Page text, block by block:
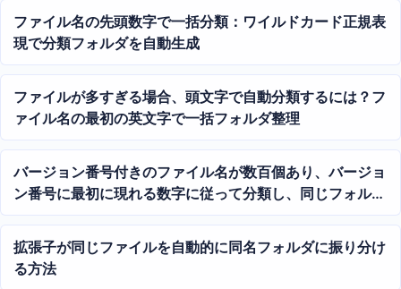
ファイル名の先頭数字で一括分類：ワイルドカード正規表
現で分類フォルダを自動生成
ファイルが多すぎる場合、頭文字で自動分類するには？フ
ァイル名の最初の英文字で一括フォルダ整理
バージョン番号付きのファイル名が数百個あり、バージョ
ン番号に最初に現れる数字に従って分類し、同じフォルダ
に格納する
拡張子が同じファイルを自動的に同名フォルダに振り分け
る方法